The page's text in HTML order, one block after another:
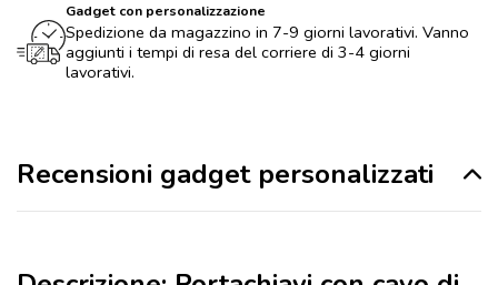
Gadget con personalizzazione
Spedizione da magazzino in 7-9 giorni lavorativi. Vanno
aggiunti i tempi di resa del corriere di 3-4 giorni
lavorativi.
Recensioni gadget personalizzati